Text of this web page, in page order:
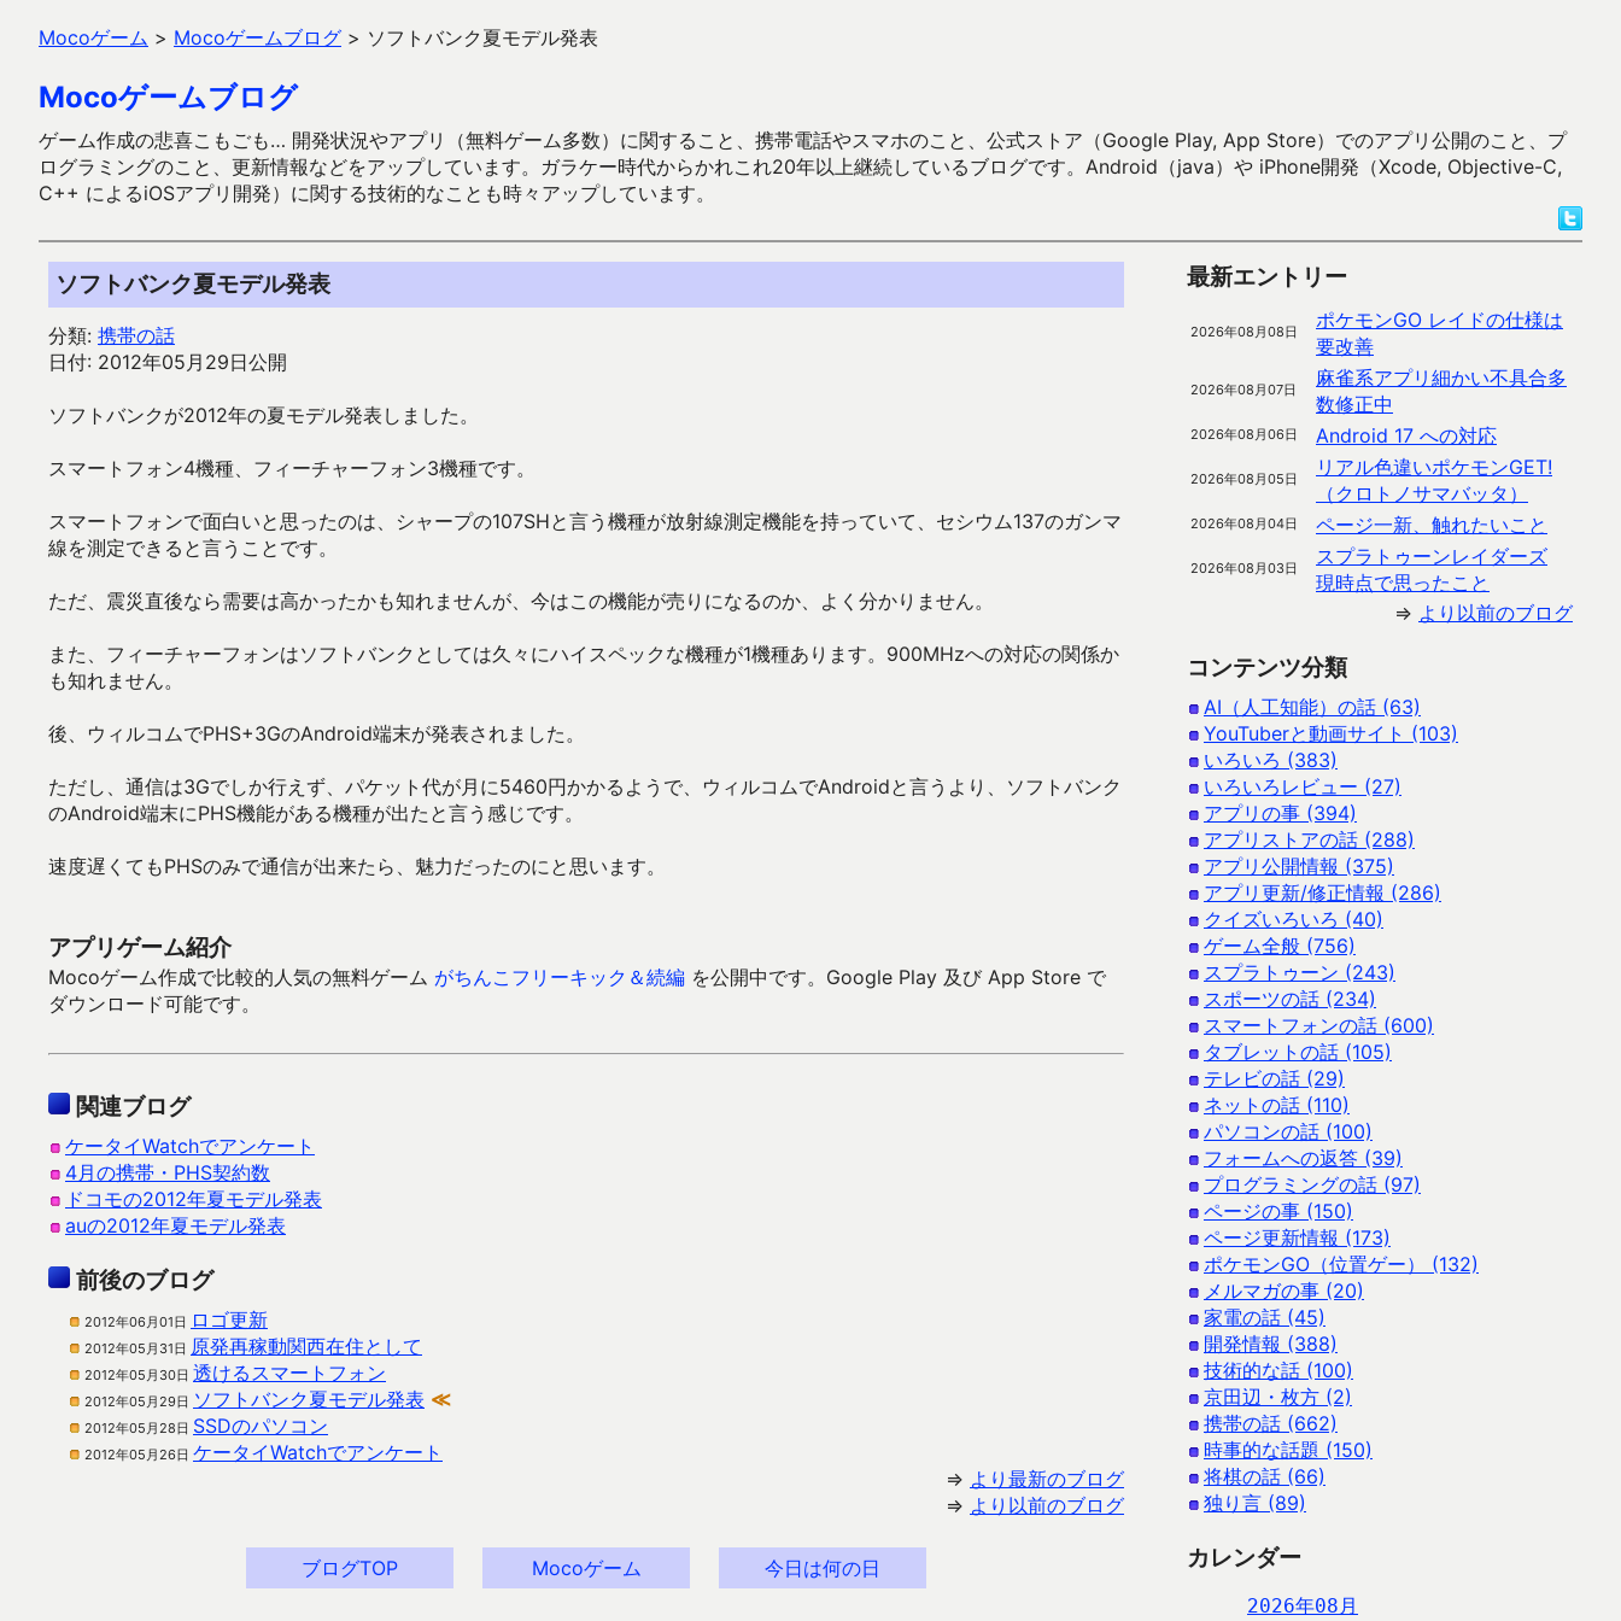
Mocoゲーム > Mocoゲームブログ > ソフトバンク夏モデル発表
Mocoゲームブログ
ゲーム作成の悲喜こもごも… 開発状況やアプリ（無料ゲーム多数）に関すること、携帯電話やスマホのこと、公式ストア（Google Play, App Store）でのアプリ公開のこと、プ
ログラミングのこと、更新情報などをアップしています。ガラケー時代からかれこれ20年以上継続しているブログです。Android（java）や iPhone開発（Xcode, Objective-C,
C++ によるiOSアプリ開発）に関する技術的なことも時々アップしています。
ソフトバンク夏モデル発表
分類: 携帯の話
日付: 2012年05月29日公開
ソフトバンクが2012年の夏モデル発表しました。
スマートフォン4機種、フィーチャーフォン3機種です。
スマートフォンで面白いと思ったのは、シャープの107SHと言う機種が放射線測定機能を持っていて、セシウム137のガンマ
線を測定できると言うことです。
ただ、震災直後なら需要は高かったかも知れませんが、今はこの機能が売りになるのか、よく分かりません。
また、フィーチャーフォンはソフトバンクとしては久々にハイスペックな機種が1機種あります。900MHzへの対応の関係か
も知れません。
後、ウィルコムでPHS+3GのAndroid端末が発表されました。
ただし、通信は3Gでしか行えず、パケット代が月に5460円かかるようで、ウィルコムでAndroidと言うより、ソフトバンク
のAndroid端末にPHS機能がある機種が出たと言う感じです。
速度遅くてもPHSのみで通信が出来たら、魅力だったのにと思います。
アプリゲーム紹介
Mocoゲーム作成で比較的人気の無料ゲーム がちんこフリーキック＆続編 を公開中です。Google Play 及び App Store で
ダウンロード可能です。
関連ブログ
ケータイWatchでアンケート
4月の携帯・PHS契約数
ドコモの2012年夏モデル発表
auの2012年夏モデル発表
前後のブログ
2012年06月01日 ロゴ更新
2012年05月31日 原発再稼動関西在住として
2012年05月30日 透けるスマートフォン
2012年05月29日 ソフトバンク夏モデル発表 ≪
2012年05月28日 SSDのパソコン
2012年05月26日 ケータイWatchでアンケート
⇒ より最新のブログ
⇒ より以前のブログ
ブログTOP Mocoゲーム 今日は何の日
最新エントリー
2026年08月08日
ポケモンGO レイドの仕様は
要改善
2026年08月07日
麻雀系アプリ細かい不具合多
数修正中
2026年08月06日 Android 17 への対応
2026年08月05日
リアル色違いポケモンGET!
（クロトノサマバッタ）
2026年08月04日 ページ一新、触れたいこと
2026年08月03日
スプラトゥーンレイダーズ
現時点で思ったこと
⇒ より以前のブログ
コンテンツ分類
AI（人工知能）の話 (63)
YouTuberと動画サイト (103)
いろいろ (383)
いろいろレビュー (27)
アプリの事 (394)
アプリストアの話 (288)
アプリ公開情報 (375)
アプリ更新/修正情報 (286)
クイズいろいろ (40)
ゲーム全般 (756)
スプラトゥーン (243)
スポーツの話 (234)
スマートフォンの話 (600)
タブレットの話 (105)
テレビの話 (29)
ネットの話 (110)
パソコンの話 (100)
フォームへの返答 (39)
プログラミングの話 (97)
ページの事 (150)
ページ更新情報 (173)
ポケモンGO（位置ゲー） (132)
メルマガの事 (20)
家電の話 (45)
開発情報 (388)
技術的な話 (100)
京田辺・枚方 (2)
携帯の話 (662)
時事的な話題 (150)
将棋の話 (66)
独り言 (89)
カレンダー
2026年08月